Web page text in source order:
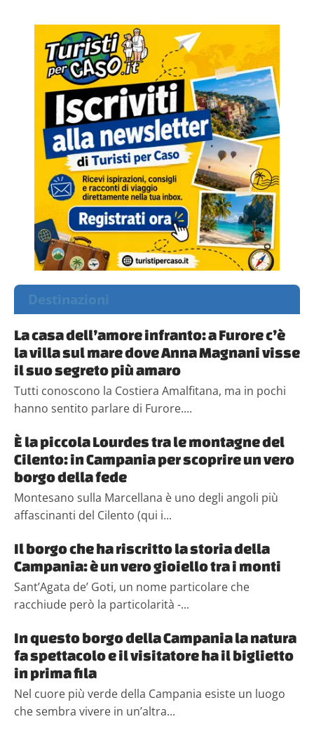
Destinazioni
La casa dell’amore infranto: a Furore c’è
la villa sul mare dove Anna Magnani visse
il suo segreto più amaro
Tutti conoscono la Costiera Amalfitana, ma in pochi
hanno sentito parlare di Furore....
È la piccola Lourdes tra le montagne del
Cilento: in Campania per scoprire un vero
borgo della fede
Montesano sulla Marcellana è uno degli angoli più
affascinanti del Cilento (qui i...
Il borgo che ha riscritto la storia della
Campania: è un vero gioiello tra i monti
Sant’Agata de’ Goti, un nome particolare che
racchiude però la particolarità -...
In questo borgo della Campania la natura
fa spettacolo e il visitatore ha il biglietto
in prima fila
Nel cuore più verde della Campania esiste un luogo
che sembra vivere in un’altra...